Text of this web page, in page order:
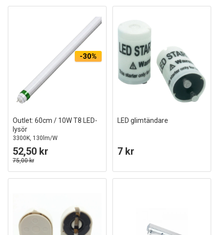
-30%
Outlet: 60cm / 10W T8 LED-
lysör
3300K, 130lm/W
52,50 kr
75,00 kr
LED glimtändare
7 kr